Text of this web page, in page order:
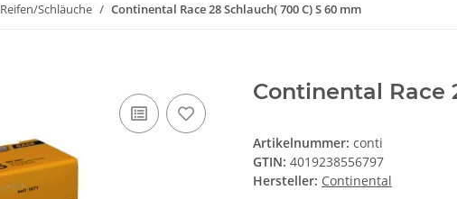
Reifen/Schläuche Continental Race 28 Schlauch( 700 C) S 60 mm
Continental Race
Artikelnummer: conti
GTIN: 4019238556797
Hersteller: Continental